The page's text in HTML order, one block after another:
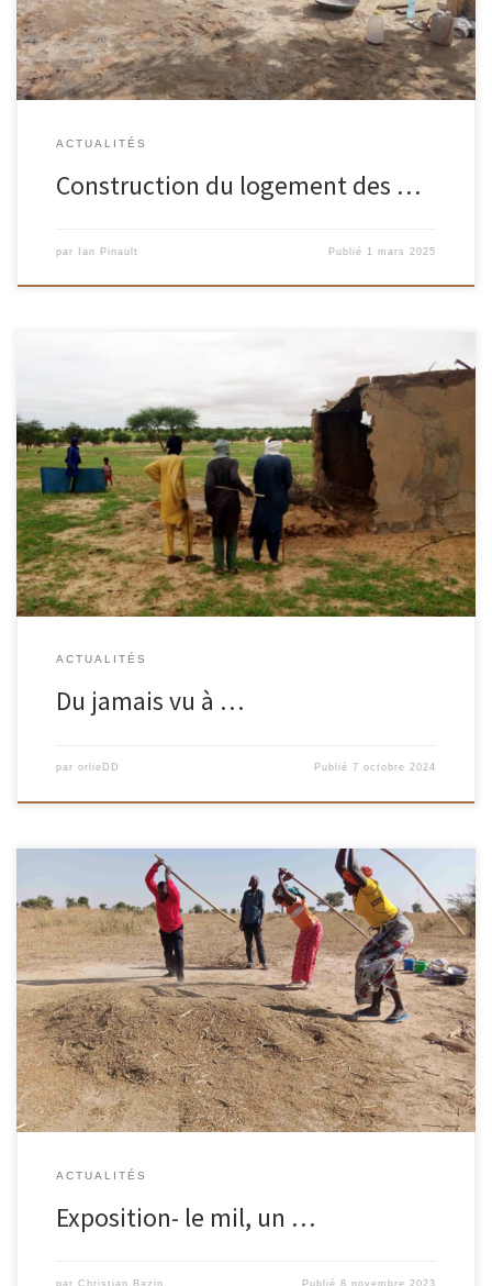
ACTUALITÉS
Construction du logement des …
par Ian Pinault Publié 1 mars 2025
Le 15 juillet 2024 Daroussa rentre de son voyage en France, et à
Tadist il fait le constat que la terre est […]
ACTUALITÉS
Du jamais vu à …
par orlieDD Publié7 octobre 2024
Du Jeudi 03 Octobre 2024 au jeudi 31 octobre 2024 au campus
The Land, rue Fernand Robert à Rennes Le mil est […]
ACTUALITÉS
Exposition- le mil, un …
par Christian Bazin Publié8 novembre 2023